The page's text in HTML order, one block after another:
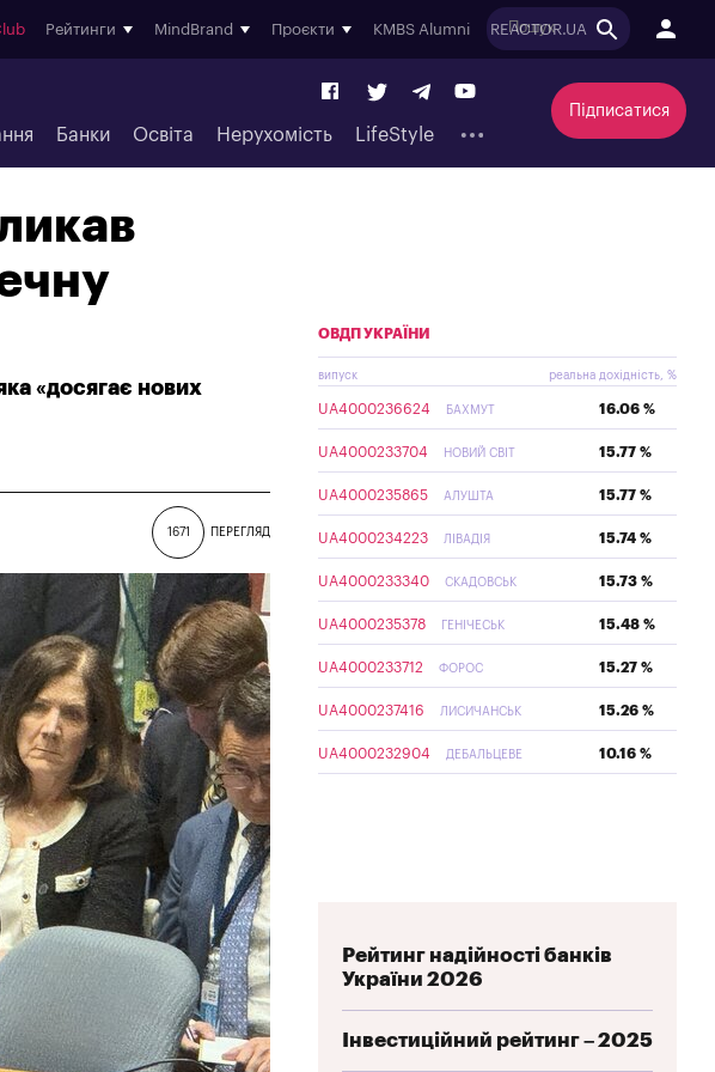
Рейтинги MindBrand Проєкти KMBS Alumni REACTOR.UA
Банки Освіта Нерухомість LifeStyle
Підписатися
«досягає нових
1671 ПЕРЕГЛЯД
ОВДП УКРАЇНИ
випуск реальна дохідність, %
UA4000236624 БАХМУТ 16.06 %
UA4000233704 НОВИЙ СВІТ 15.77 %
UA4000235865 АЛУШТА 15.77 %
UA4000234223 ЛІВАДІЯ 15.74 %
UA4000233340 СКАДОВСЬК 15.73 %
UA4000235378 ГЕНІЧЕСЬК 15.48 %
UA4000233712 ФОРОС 15.27 %
UA4000237416 ЛИСИЧАНСЬК 15.26 %
UA4000232904 ДЕБАЛЬЦЕВЕ 10.16 %
Рейтинг надійності банків
України 2026
Інвестиційний рейтинг – 2025